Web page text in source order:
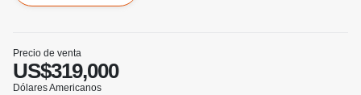
Precio de venta
US$319,000
Dólares Americanos